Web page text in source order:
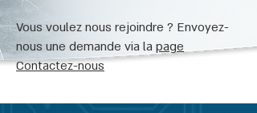
Vous voulez nous rejoindre ? Envoyez-
nous une demande via la page
Contactez-nous